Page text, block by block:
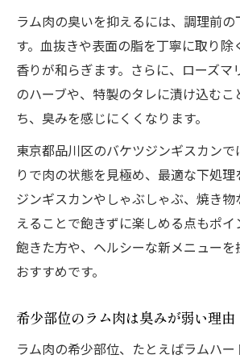
ラム肉の臭いを抑えるには、調理前
す。血抜きや表面の脂を丁寧に取り除
香りが和らぎます。さらに、ローズマ
のハーブや、特製のタレに漬け込む
ち、臭みを感じにくくなります。
東京都品川区のバケツジンギスカン
りで肉の状態を見極め、最適な下処理
ジンギスカンやしゃぶしゃぶ、焼き物
えることで飽きずに楽しめる点もポイ
飽きた方や、ヘルシーな新メニューを
おすすめです。
希少部位のラム肉は臭みが弱い理由
ラム肉の希少部位、たとえばラムハ